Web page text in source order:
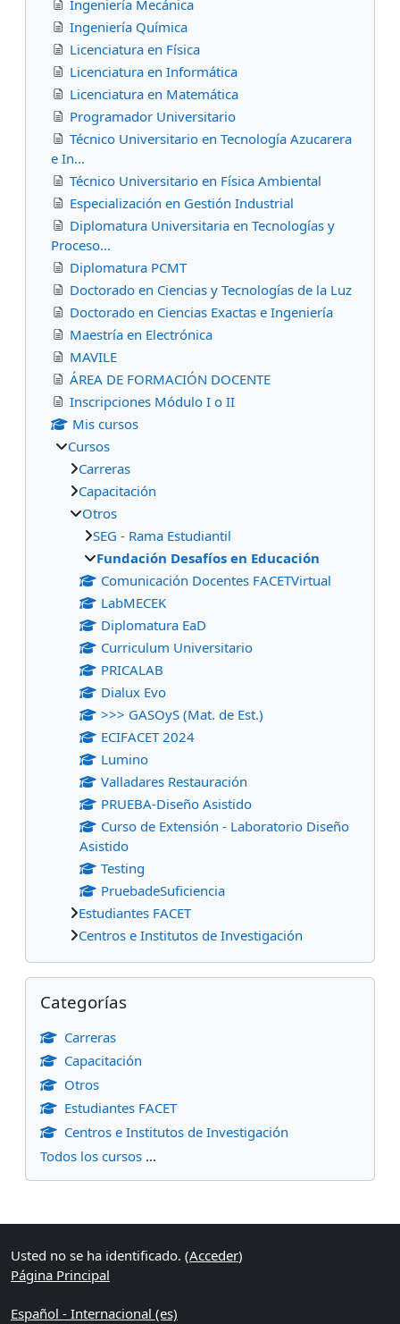
Ingeniería Mecánica
Ingeniería Química
Licenciatura en Física
Licenciatura en Informática
Licenciatura en Matemática
Programador Universitario
Técnico Universitario en Tecnología Azucarera
e In...
Técnico Universitario en Física Ambiental
Especialización en Gestión Industrial
Diplomatura Universitaria en Tecnologías y
Proceso...
Diplomatura PCMT
Doctorado en Ciencias y Tecnologías de la Luz
Doctorado en Ciencias Exactas e Ingeniería
Maestría en Electrónica
MAVILE
ÁREA DE FORMACIÓN DOCENTE
Inscripciones Módulo I o II
Mis cursos
Cursos
Carreras
Capacitación
Otros
SEG - Rama Estudiantil
Fundación Desafíos en Educación
Comunicación Docentes FACETVirtual
LabMECEK
Diplomatura EaD
Curriculum Universitario
PRICALAB
Dialux Evo
>>> GASOyS (Mat. de Est.)
ECIFACET 2024
Lumino
Valladares Restauración
PRUEBA-Diseño Asistido
Curso de Extensión - Laboratorio Diseño
Asistido
Testing
PruebadeSuficiencia
Estudiantes FACET
Centros e Institutos de Investigación
Salta Categorías
Categorías
Carreras
Capacitación
Otros
Estudiantes FACET
Centros e Institutos de Investigación
Todos los cursos ...
Bloques suplementarios
Usted no se ha identificado. (Acceder)
Página Principal
Español - Internacional ‎(es)‎